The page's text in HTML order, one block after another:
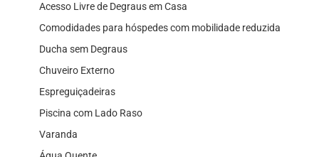
Acesso Livre de Degraus em Casa
Comodidades para hóspedes com mobilidade reduzida
Ducha sem Degraus
Chuveiro Externo
Espreguiçadeiras
Piscina com Lado Raso
Varanda